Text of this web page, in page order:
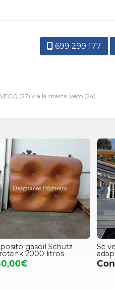
(27) y a la marca Iveco (24).
699 299 177
gasoil Schutz
2000 litros
Se